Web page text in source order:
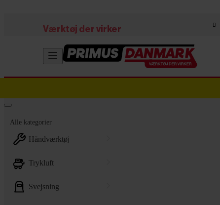
Værktøj der virker
Alle kategorier
håndværktøj
trykluft
svejsning